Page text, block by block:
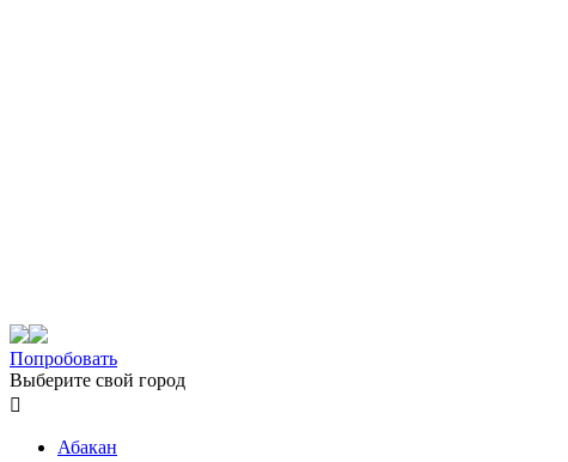
Попробовать
Выберите свой город

Абакан